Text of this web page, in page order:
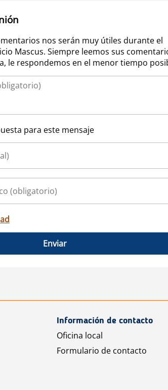
nos serán muy útiles durante el
Mascus. Siempre leemos sus
le respondemos en el menor tiempo
para este mensaje
Enviar
Información de contacto
Oficina local
Formulario de contacto